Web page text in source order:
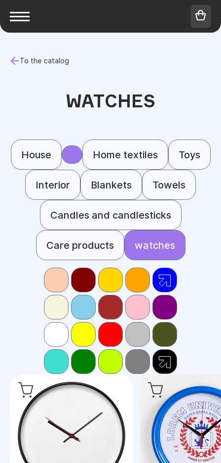
To the catalog
WATCHES
House Home textiles Toys
Interior Blankets Towels
Candles and candlesticks
Care products watches